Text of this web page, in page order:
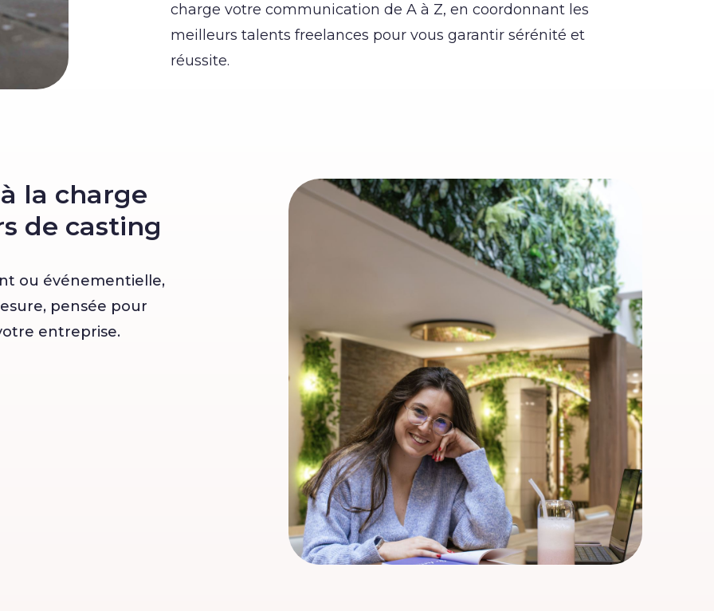
charge votre communication de A à Z, en coordonnant les
meilleurs talents freelances pour vous garantir sérénité et
réussite.
la charge
de casting
ou événementielle,
pensée pour
entreprise.